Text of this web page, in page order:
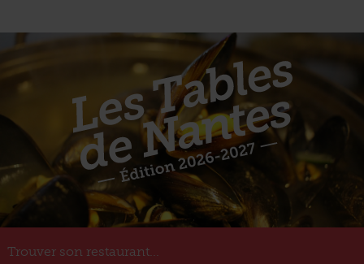
Trouver son restaurant...